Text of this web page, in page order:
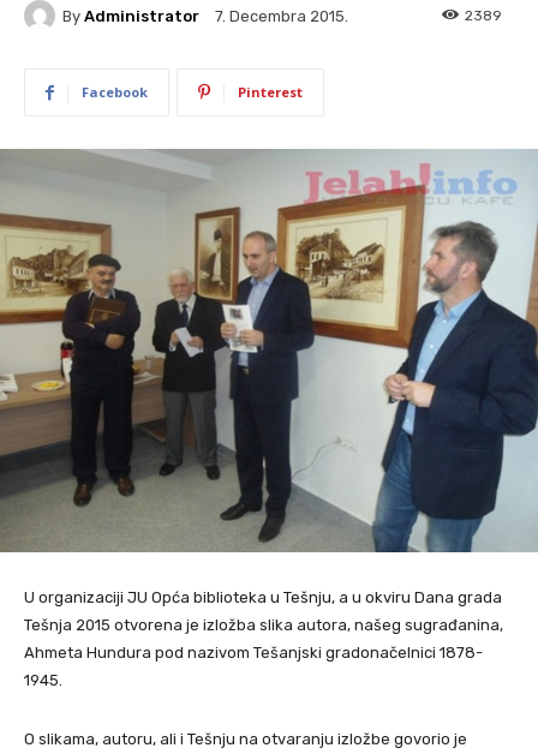
By Administrator 7. Decembra 2015. 2389
Facebook Pinterest
U organizaciji JU Opća biblioteka u Tešnju, a u okviru Dana grada
Tešnja 2015 otvorena je izložba slika autora, našeg sugrađanina,
Ahmeta Hundura pod nazivom Tešanjski gradonačelnici 1878-
1945.
O slikama, autoru, ali i Tešnju na otvaranju izložbe govorio je